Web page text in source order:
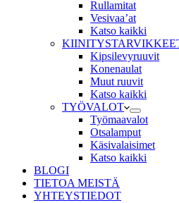
Rullamitat
Vesivaa’at
Katso kaikki
Kipsilevyruuvit
Konenaulat
Muut ruuvit
Katso kaikki
TYÖVALOT
Työmaavalot
Otsalamput
Käsivalaisimet
Katso kaikki
BLOGI
TIETOA MEISTÄ
YHTEYSTIEDOT